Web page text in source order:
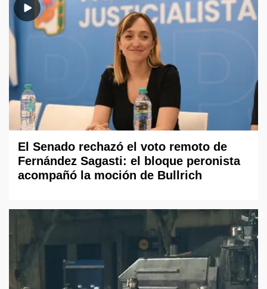
El Senado rechazó el voto remoto de
Fernández Sagasti: el bloque peronista
acompañó la moción de Bullrich